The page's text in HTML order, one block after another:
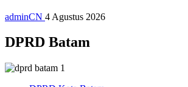
adminCN 4 Agustus 2026
DPRD Batam